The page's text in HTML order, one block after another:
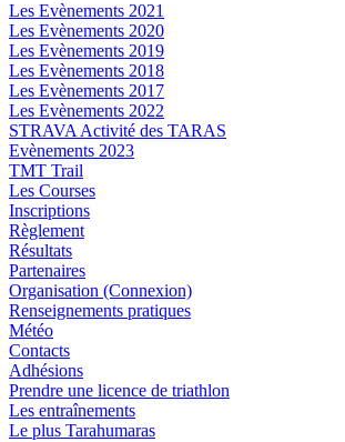
Les Evènements 2021
Les Evènements 2020
Les Evènements 2019
Les Evènements 2018
Les Evènements 2017
Les Evènements 2022
STRAVA Activité des TARAS
Evènements 2023
TMT Trail
Les Courses
Inscriptions
Règlement
Résultats
Partenaires
Organisation (Connexion)
Renseignements pratiques
Météo
Contacts
Adhésions
Prendre une licence de triathlon
Les entraînements
Le plus Tarahumaras